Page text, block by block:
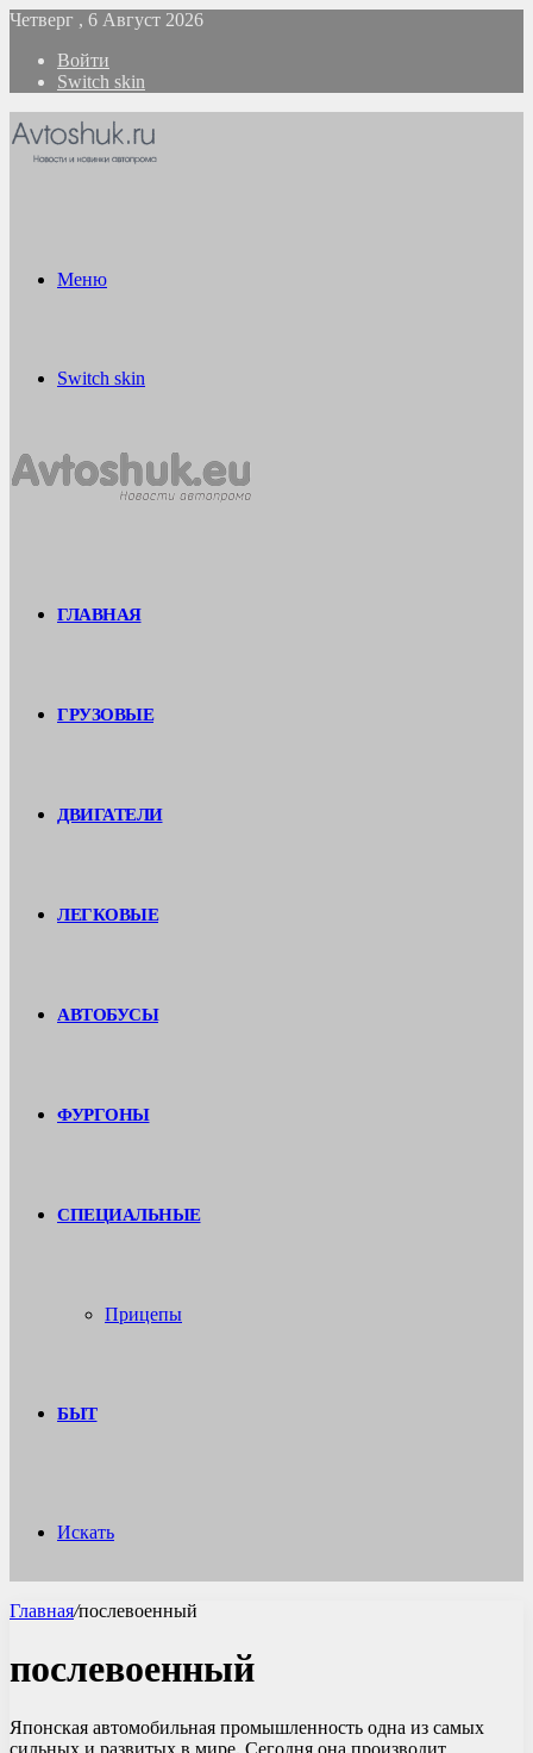
Четверг , 6 Август 2026
Войти
Switch skin
Меню
Switch skin
ГЛАВНАЯ
ГРУЗОВЫЕ
ДВИГАТЕЛИ
ЛЕГКОВЫЕ
АВТОБУСЫ
ФУРГОНЫ
СПЕЦИАЛЬНЫЕ
Прицепы
БЫТ
Искать
Главная/послевоенный
послевоенный
Японская автомобильная промышленность одна из самых
сильных и развитых в мире. Сегодня она производит